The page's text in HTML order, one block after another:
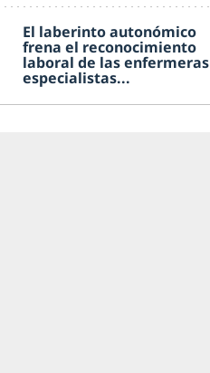
El laberinto autonómico
frena el reconocimiento
laboral de las enfermeras
especialistas...